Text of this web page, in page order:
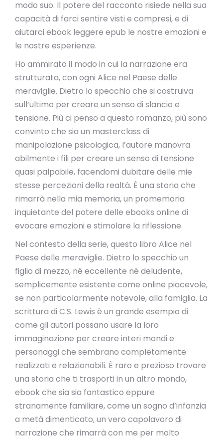
modo suo. Il potere del racconto risiede nella sua
capacità di farci sentire visti e compresi, e di
aiutarci ebook leggere epub le nostre emozioni e
le nostre esperienze.
Ho ammirato il modo in cui la narrazione era
strutturata, con ogni Alice nel Paese delle
meraviglie. Dietro lo specchio che si costruiva
sull’ultimo per creare un senso di slancio e
tensione. Più ci penso a questo romanzo, più sono
convinto che sia un masterclass di
manipolazione psicologica, l’autore manovra
abilmente i fili per creare un senso di tensione
quasi palpabile, facendomi dubitare delle mie
stesse percezioni della realtà. È una storia che
rimarrà nella mia memoria, un promemoria
inquietante del potere delle ebooks online di
evocare emozioni e stimolare la riflessione.
Nel contesto della serie, questo libro Alice nel
Paese delle meraviglie. Dietro lo specchio un
figlio di mezzo, né eccellente né deludente,
semplicemente esistente come online piacevole,
se non particolarmente notevole, alla famiglia. La
scrittura di C.S. Lewis è un grande esempio di
come gli autori possano usare la loro
immaginazione per creare interi mondi e
personaggi che sembrano completamente
realizzati e relazionabili. È raro e prezioso trovare
una storia che ti trasporti in un altro mondo,
ebook che sia sia fantastico eppure
stranamente familiare, come un sogno d’infanzia
a metà dimenticato, un vero capolavoro di
narrazione che rimarrà con me per molto